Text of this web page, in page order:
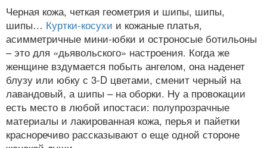
Черная кожа, четкая геометрия и шипы, шипы,
шипы… Куртки-косухи и кожаные платья,
асимметричные мини-юбки и остроносые ботильоны
– это для «дьявольского» настроения. Когда же
женщине вздумается побыть ангелом, она наденет
блузу или юбку с 3-D цветами, сменит черный на
лавандовый, а шипы – на оборки. Ну а провокации
есть место в любой ипостаси: полупрозрачные
материалы и лакированная кожа, перья и пайетки
красноречиво рассказывают о еще одной стороне